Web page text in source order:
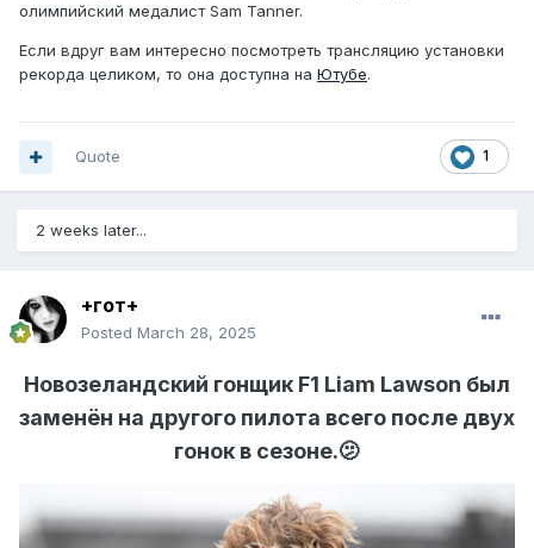
олимпийский медалист Sam Tanner.
Если вдруг вам интересно посмотреть трансляцию установки
рекорда целиком, то она доступна на Ютубе.
1
Quote
2 weeks later...
+гот+
Posted March 28, 2025
Новозеландский гонщик F1 Liam Lawson был
заменён на другого пилота всего после двух
гонок в сезоне.🫤